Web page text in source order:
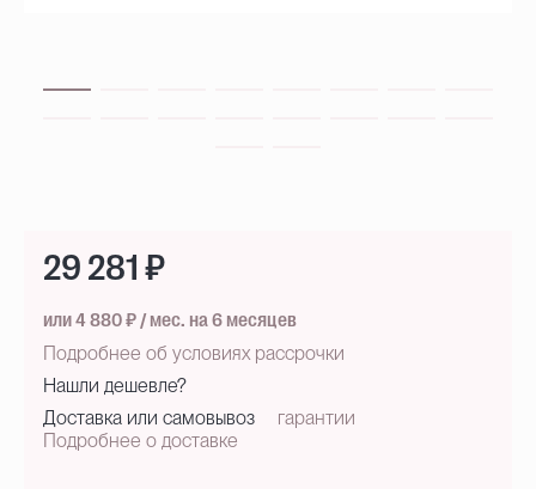
29 281 ₽
или 4 880 ₽ / мес. на 6 месяцев
Подробнее об условиях рассрочки
Нашли дешевле?
Доставка или самовывоз
Подробнее о доставке
гарантии